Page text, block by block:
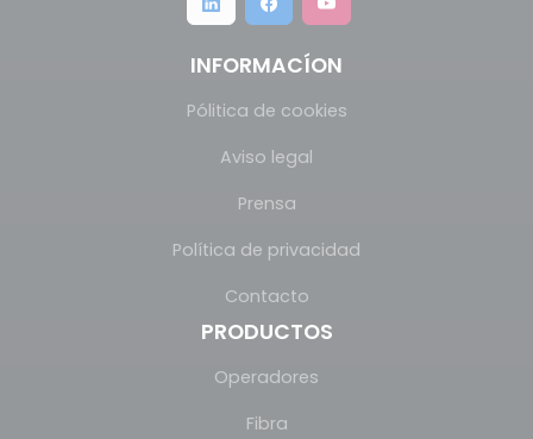
INFORMACÍON
Pólitica de cookies
Aviso legal
Prensa
Política de privacidad
Contacto
PRODUCTOS
Operadores
Fibra